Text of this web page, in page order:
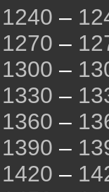
1240 –
1270 –
1300 –
1330 –
1360 –
1390 –
1420 –